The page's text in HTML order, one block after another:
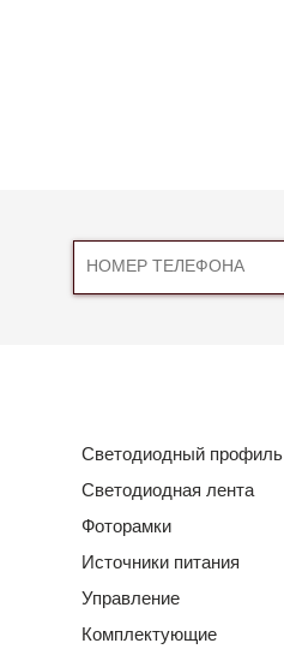
Светодиодный профиль
Светодиодная лента
Фоторамки
Источники питания
Управление
Комплектующие